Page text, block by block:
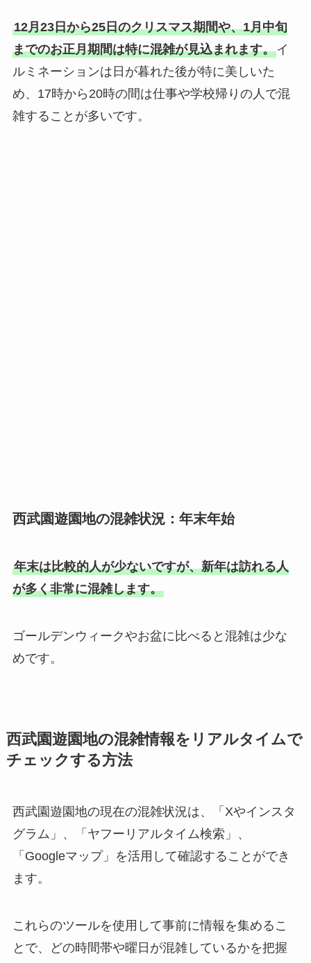
12月23日から25日のクリスマス期間や、1月中旬
までのお正月期間は特に混雑が見込まれます。イ
ルミネーションは日が暮れた後が特に美しいた
め、17時から20時の間は仕事や学校帰りの人で混
雑することが多いです。
西武園遊園地の混雑状況：年末年始
年末は比較的人が少ないですが、新年は訪れる人
が多く非常に混雑します。
ゴールデンウィークやお盆に比べると混雑は少な
めです。
西武園遊園地の混雑情報をリアルタイムで
チェックする方法
西武園遊園地の現在の混雑状況は、「Xやインスタ
グラム」、「ヤフーリアルタイム検索」、
「Googleマップ」を活用して確認することができ
ます。
これらのツールを使用して事前に情報を集めるこ
とで、どの時間帯や曜日が混雑しているかを把握